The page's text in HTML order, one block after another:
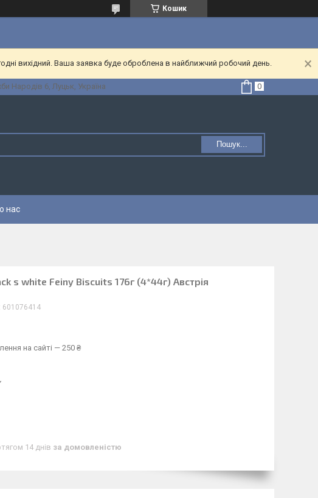
Кошик
вихідний. Ваша заявка буде оброблена в найближчий робочий день.
Народів 6, Луцьк, Україна
Пошук...
нас
s white Feiny Biscuits 176г (4*44г) Австрія
601076414
на сайті — 250 ₴
14 днів за домовленістю